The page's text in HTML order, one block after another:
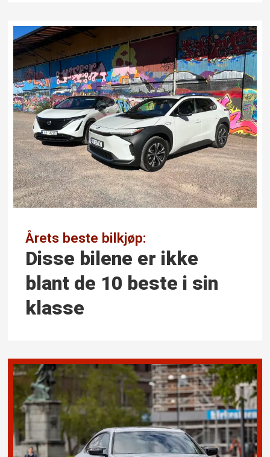
Årets beste bilkjøp:
Disse bilene er ikke
blant de 10 beste i sin
klasse